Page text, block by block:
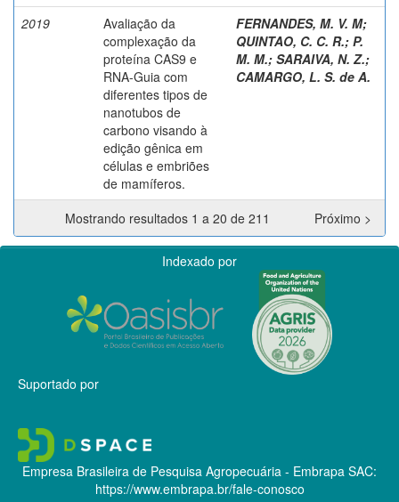
2019
Avaliação da
complexação da
proteína CAS9 e
RNA-Guia com
diferentes tipos de
nanotubos de
carbono visando à
edição gênica em
células e embriões
de mamíferos.
FERNANDES, M. V. M;
QUINTAO, C. C. R.; P.
M. M.; SARAIVA, N. Z.;
CAMARGO, L. S. de A.
Mostrando resultados 1 a 20 de 211 Próximo >
Indexado por
Suportado por
Empresa Brasileira de Pesquisa Agropecuária - Embrapa SAC:
https://www.embrapa.br/fale-conosco